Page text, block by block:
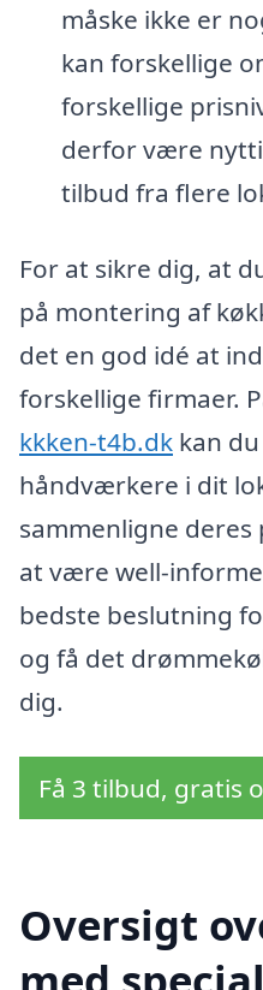
måske ikke er
kan forskellige
forskellige
derfor være
tilbud fra flere
For at sikre dig, at
på montering af
det en god idé at
forskellige firmaer.
kkken-t4b.dk kan
håndværkere i dit
sammenligne deres
at være well-
bedste beslutning
og få det
dig.
Få 3 tilbud, gratis
Oversigt